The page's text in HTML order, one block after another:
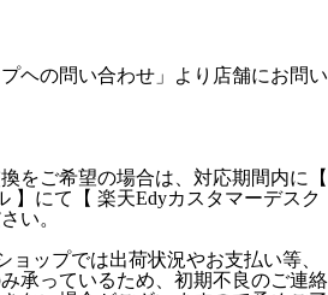
ヘの問い合わせ」より店舗にお問い
をご希望の場合は、対応期間内に【
】にて【 楽天Edyカスタマーデスク
い。
ップでは出荷状況やお支払い等、
承っているため、初期不良のご連絡